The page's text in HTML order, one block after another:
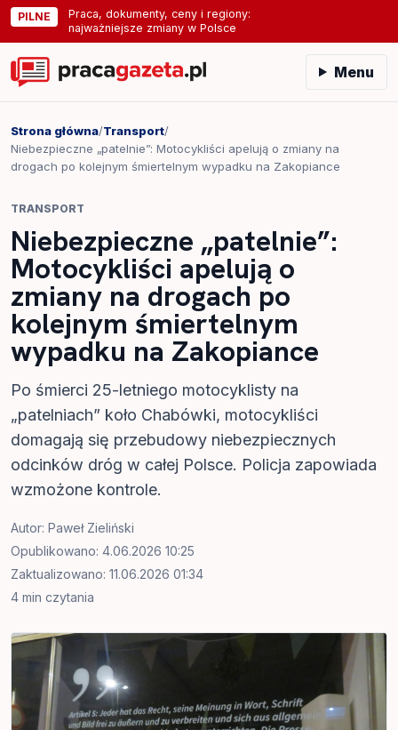
PILNE
Praca, dokumenty, ceny i regiony:
najważniejsze zmiany w Polsce
Menu
Strona główna/Transport/
Niebezpieczne „patelnie”: Motocykliści apelują o zmiany na
drogach po kolejnym śmiertelnym wypadku na Zakopiance
TRANSPORT
Niebezpieczne „patelnie”:
Motocykliści apelują o
zmiany na drogach po
kolejnym śmiertelnym
wypadku na Zakopiance
Po śmierci 25-letniego motocyklisty na
„patelniach” koło Chabówki, motocykliści
domagają się przebudowy niebezpiecznych
odcinków dróg w całej Polsce. Policja zapowiada
wzmożone kontrole.
Autor: Paweł Zieliński
Opublikowano: 4.06.2026 10:25
Zaktualizowano: 11.06.2026 01:34
4 min czytania